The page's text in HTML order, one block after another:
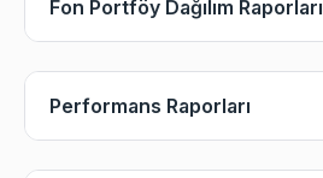
Fon Portföy Dağılım Raporları
Performans Raporları